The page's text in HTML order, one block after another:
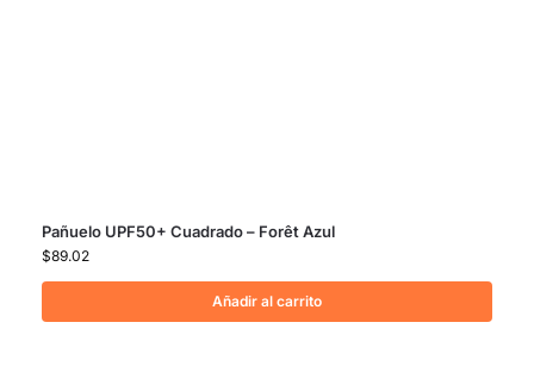
Pañuelo UPF50+ Cuadrado – Forêt Azul
$89.02
Añadir al carrito